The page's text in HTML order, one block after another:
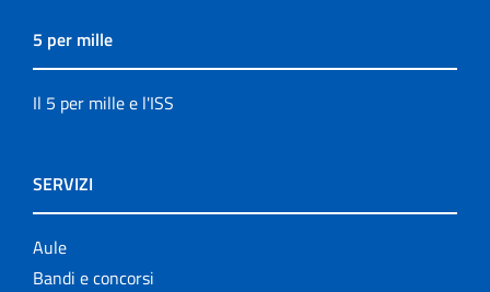
5 per mille
Il 5 per mille e l'ISS
SERVIZI
Aule
Bandi e concorsi